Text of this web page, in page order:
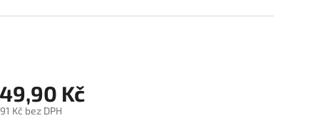
Kč
Kč bez DPH